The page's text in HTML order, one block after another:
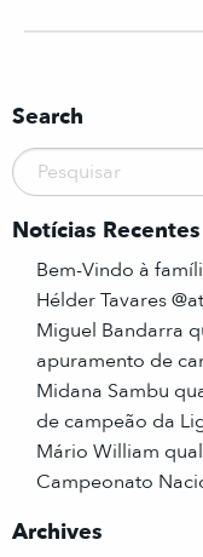
Search
Notícias Recentes
Bem-Vindo à
Hélder Tavares
Miguel Bandarra
apuramento de
Midana Sambu
de campeão da
Mário William
Campeonato
Archives